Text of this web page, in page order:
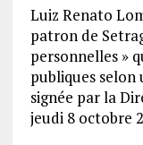
Luiz Renato
patron de
personnelles »
publiques selon
signée par la
jeudi 8 octobre